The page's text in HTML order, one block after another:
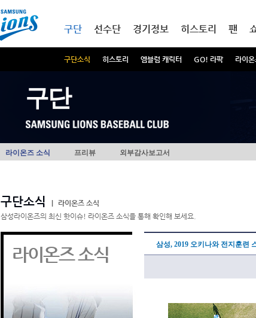
구단
구단소식 히스토리 엠블럼 캐릭터 GO! 라팍 라이
선수단 경기정보 히스토리 팬
구단
라이온즈 소식 프리뷰 외부감사보고서
구단소식
라이온즈 소식
삼성라이온즈의 최신 핫이슈! 라이온즈 소식을 통해 확인해 보세요.
라이온즈 소식 삼성, 2019 오키나와 전지훈련